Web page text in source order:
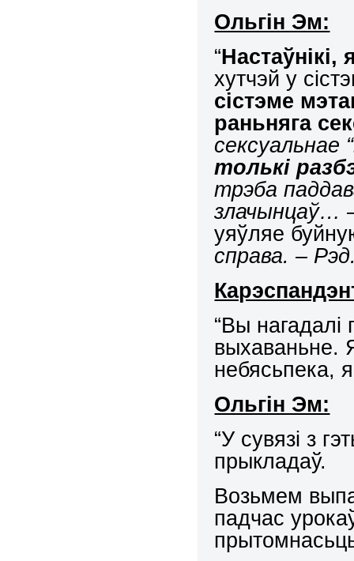
Ольгін Эм:
“
хутчэй у
сістэме
раньняга
толькі
трэба
злачынцаў…
уяўляе
справа. –
“Вы нагадалі
выхаваньне.
небясьпека,
Ольгін Эм:
“У сувязі з
прыкладаў.
Возьмем
падчас